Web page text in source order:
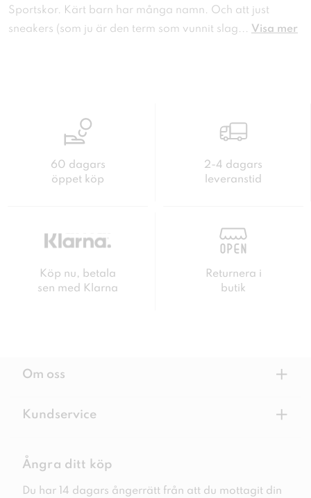
Sportskor. Kärt barn har många namn. Och att just
sneakers (som ju är den term som vunnit slag... Visa mer
60 dagars
öppet köp
2-4 dagars
leveranstid
Köp nu, betala
sen med Klarna
Returnera i
butik
Om oss +
Kundservice +
Ångra ditt köp
Du har 14 dagars ångerrätt från att du mottagit din